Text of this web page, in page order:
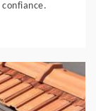
confiance.